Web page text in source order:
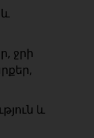
ջրի
և